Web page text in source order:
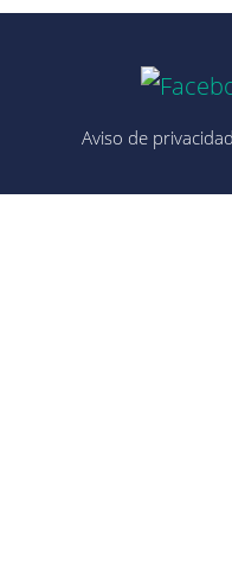
Aviso de privacidad